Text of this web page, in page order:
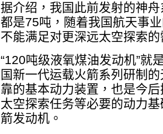
据介绍，我国此前发射的神
都是75吨，随着我国航天事
不能满足对更深远太空探索
“120吨级液氧煤油发动机”就
国新一代运载火箭系列研制
靠的基本动力装置，也是今
太空探索任务等必要的动力
箭发动机。